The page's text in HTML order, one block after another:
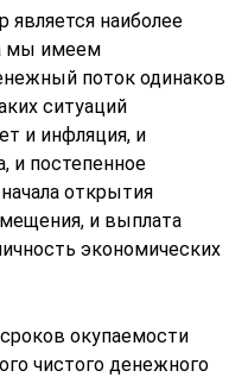
наиболее
мы имеем
поток одинаков
ситуаций
и инфляция, и
и постепенное
открытия
и выплата
экономических
окупаемости
чистого денежного